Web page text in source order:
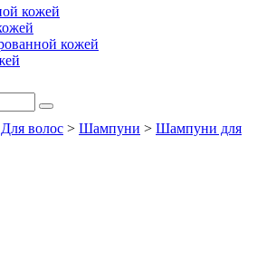
кожей
кожей
Для волос > Шампуни > Шампуни для